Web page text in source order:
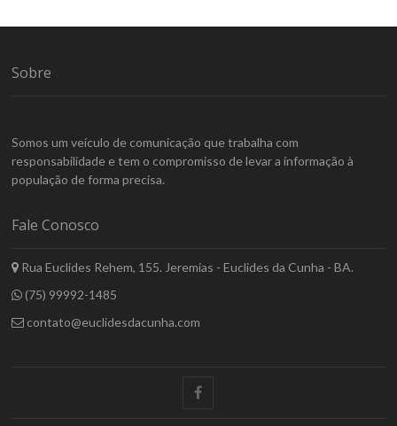
Sobre
Somos um veículo de comunicação que trabalha com
responsabilidade e tem o compromisso de levar a informação à
população de forma precisa.
Fale Conosco
Rua Euclides Rehem, 155. Jeremias - Euclides da Cunha - BA.
(75) 99992-1485
contato@euclidesdacunha.com
facebook